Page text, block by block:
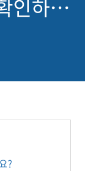
인하세
?